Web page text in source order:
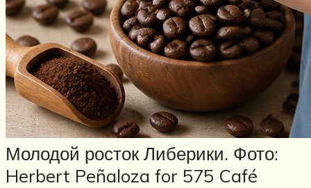
Молодой росток Либерики. Фото:
Herbert Peñaloza for 575 Café